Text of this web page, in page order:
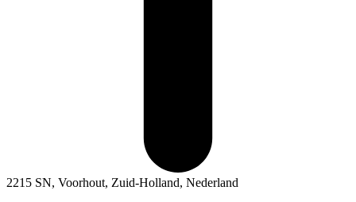
2215 SN, Voorhout, Zuid-Holland, Nederland